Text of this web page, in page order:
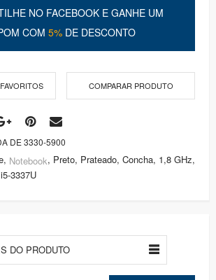
NO FACEBOOK E GANHE UM
COM 5% DE DESCONTO
COMPARAR PRODUTO
DE 3330-5900
Notebook, Preto, Prateado, Concha, 1,8 GHz,
3337U
DO PRODUTO